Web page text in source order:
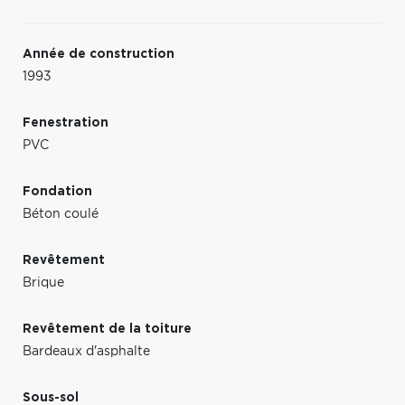
Année de construction
1993
Fenestration
PVC
Fondation
Béton coulé
Revêtement
Brique
Revêtement de la toiture
Bardeaux d'asphalte
Sous-sol